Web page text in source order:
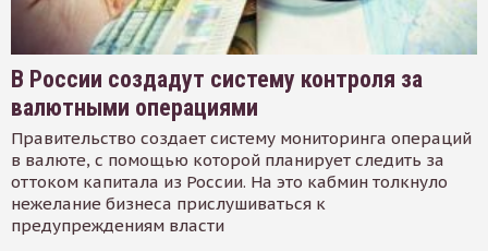
В России создадут систему контроля за
валютными операциями
Правительство создает систему мониторинга операций
в валюте, с помощью которой планирует следить за
оттоком капитала из России. На это кабмин толкнуло
нежелание бизнеса прислушиваться к
предупреждениям власти